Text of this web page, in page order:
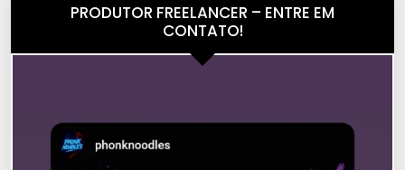
PRODUTOR FREELANCER – ENTRE EM
CONTATO!